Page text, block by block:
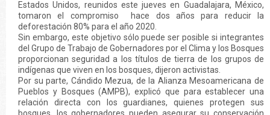
Estados Unidos, reunidos este jueves en Guadalajara, México,
tomaron el compromiso hace dos años para reducir la
deforestación 80% para el año 2020.
Sin embargo, este objetivo sólo puede ser posible si integrantes
del Grupo de Trabajo de Gobernadores por el Clima y los Bosques
proporcionan seguridad a los títulos de tierra de los grupos de
indígenas que viven en los bosques, dijeron activistas.
Por su parte, Cándido Mezua, de la Alianza Mesoamericana de
Pueblos y Bosques (AMPB), explicó que para establecer una
relación directa con los guardianes, quienes protegen sus